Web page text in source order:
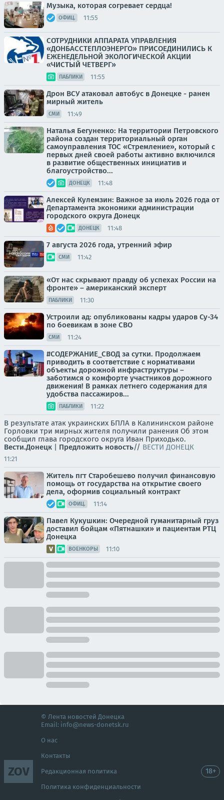
Музыка, которая согревает сердца!
ОФИЦ. 11:55
СОТРУДНИКИ АППАРАТА УПРАВЛЕНИЯ
«ДОНБАССТЕПЛОЭНЕРГО» ПРИСОЕДИНИЛИСЬ К
ЕЖЕНЕДЕЛЬНОЙ ЭКОЛОГИЧЕСКОЙ АКЦИИ
«ЧИСТЫЙ ЧЕТВЕРГ»
ПАБЛИКИ 11:55
Дрон ВСУ атаковал автобус в Донецке - ранен
мирный житель
СМИ 11:49
Наталья Бегуненко: На территории Петровского
района создан территориальный орган
самоуправления ТОС «Стремление», который с
первых дней своей работы активно включился
в развитие общественных инициатив и
благоустройство...
ДОНЕЦК 11:48
Алексей Кулемзин: Важное за июль 2026 года от
Департамента экономики администрации
городского округа Донецк
ДОНЕЦК 11:48
7 августа 2026 года, утренний эфир
СМИ 11:42
«От нас скрывают правду об успехах России на
фронте» – американский эксперт
ПАБЛИКИ 11:30
Устроили ад: опубликованы кадры ударов Су-34
по боевикам в зоне СВО
СМИ 11:24
#СОДЕРЖАНИЕ_СВОД за сутки. Продолжаем
приводить в соответствие с нормативами
объекты дорожной инфраструктуры –
заботимся о комфорте участников дорожного
движения! В рамках летнего содержания для
удобства пассажиров...
ПАБЛИКИ 11:22
В результате атак украинских БПЛА в Калининском районе
Горловки три мирных жителя получили ранения Об этом
сообщил глава городского округа Иван Приходько.
Вести.Донецк | Предложить новость// ВЕСТИ ДОНЕЦК
11:21
Житель пгт Старобешево получил финансовую
помощь от государства на открытие своего
дела, оформив социальный контракт
ОФИЦ. 11:14
Павел Кукушкин: Очередной гуманитарный груз
доставил бойцам «Пятнашки» и пациентам РТЦ
Донецка
ВОЕНКОРЫ 11:10
ZOV
© Лента новостей Донецка
Email: info@news-donetsk.ru
О нас
Контакты
Редакционная политика
Политика конфиденциальности
18+